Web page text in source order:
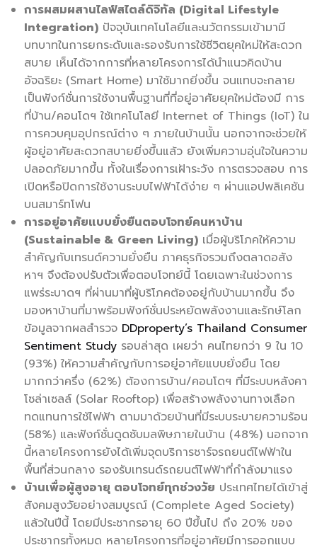
การผสมผสานไลฟ์สไตล์ดิจิทัล (Digital Lifestyle
Integration) ปัจจุบันเทคโนโลยีและนวัตกรรมเข้ามามี
บทบาทในการยกระดับและรองรับการใช้ชีวิตยุคใหม่ให้สะดวก
สบาย เห็นได้จากการที่หลายโครงการได้นำแนวคิดบ้าน
อัจฉริยะ (Smart Home) มาใช้มากยิ่งขึ้น จนแทบจะกลาย
เป็นฟังก์ชั่นการใช้งานพื้นฐานที่ที่อยู่อาศัยยุคใหม่ต้องมี การ
ที่บ้าน/คอนโดฯ ใช้เทคโนโลยี Internet of Things (IoT) ใน
การควบคุมอุปกรณ์ต่าง ๆ ภายในบ้านนั้น นอกจากจะช่วยให้
ผู้อยู่อาศัยสะดวกสบายยิ่งขึ้นแล้ว ยังเพิ่มความอุ่นใจในความ
ปลอดภัยมากขึ้น ทั้งในเรื่องการเฝ้าระวัง การตรวจสอบ การ
เปิดหรือปิดการใช้งานระบบไฟฟ้าได้ง่าย ๆ ผ่านแอปพลิเคชัน
บนสมาร์ทโฟน
การอยู่อาศัยแบบยั่งยืนตอบโจทย์คนหาบ้าน
(Sustainable & Green Living) เมื่อผู้บริโภคให้ความ
สำคัญกับเทรนด์ความยั่งยืน ภาคธุรกิจรวมถึงตลาดอสัง
หาฯ จึงต้องปรับตัวเพื่อตอบโจทย์นี้ โดยเฉพาะในช่วงการ
แพร่ระบาดฯ ที่ผ่านมาที่ผู้บริโภคต้องอยู่กับบ้านมากขึ้น จึง
มองหาบ้านที่มาพร้อมฟังก์ชั่นประหยัดพลังงานและรักษ์โลก
ข้อมูลจากผลสำรวจ DDproperty’s Thailand Consumer
Sentiment Study รอบล่าสุด เผยว่า คนไทยกว่า 9 ใน 10
(93%) ให้ความสำคัญกับการอยู่อาศัยแบบยั่งยืน โดย
มากกว่าครึ่ง (62%) ต้องการบ้าน/คอนโดฯ ที่มีระบบหลังคา
โซล่าเซลล์ (Solar Rooftop) เพื่อสร้างพลังงานทางเลือก
ทดแทนการใช้ไฟฟ้า ตามมาด้วยบ้านที่มีระบบระบายความร้อน
(58%) และฟังก์ชั่นดูดซับมลพิษภายในบ้าน (48%) นอกจาก
นี้หลายโครงการยังได้เพิ่มจุดบริการชาร์จรถยนต์ไฟฟ้าใน
พื้นที่ส่วนกลาง รองรับเทรนด์รถยนต์ไฟฟ้าที่กำลังมาแรง
บ้านเพื่อผู้สูงอายุ ตอบโจทย์ทุกช่วงวัย ประเทศไทยได้เข้าสู่
สังคมสูงวัยอย่างสมบูรณ์ (Complete Aged Society)
แล้วในปีนี้ โดยมีประชากรอายุ 60 ปีขึ้นไป ถึง 20% ของ
ประชากรทั้งหมด หลายโครงการที่อยู่อาศัยมีการออกแบบ